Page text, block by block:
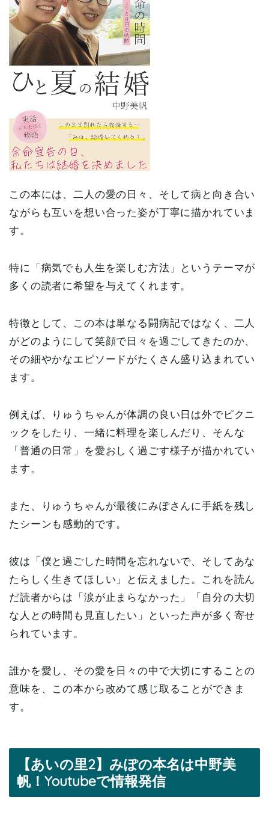
この本には、二人の愛の日々、そして病と向き合い
ながらも互いを想い合った姿が丁寧に描かれていま
す。
特に「病気でも人生を楽しむ方法」というテーマが
多くの読者に希望を与えてくれます。
特徴として、この本は単なる闘病記ではなく、二人
がどのようにして笑顔で日々を過ごしてきたのか、
その細やかなエピソードがたくさん盛り込まれてい
ます。
例えば、りゅうちゃんが体調の良い日は外でピクニ
ックをしたり、一緒に料理を楽しんだり、そんな
「普通の日常」を愛おしく過ごす様子が描かれてい
ます。
また、りゅうちゃんが最後にみぽさんに手紙を残し
たシーンも感動的です。
彼は「僕と過ごした時間を忘れないで、そしてあな
たらしく生きてほしい」と伝えました。これを読ん
だ読者からは「涙が止まらなかった」「自分の大切
な人との時間も見直したい」といった声が多く寄せ
られています。
誰かを愛し、その愛を日々の中で大切にすることの
意味を、この本から改めて感じ取ることができま
す。
【あいの里2】みぽの本名は中野美
帆！Youtubeで情報発信